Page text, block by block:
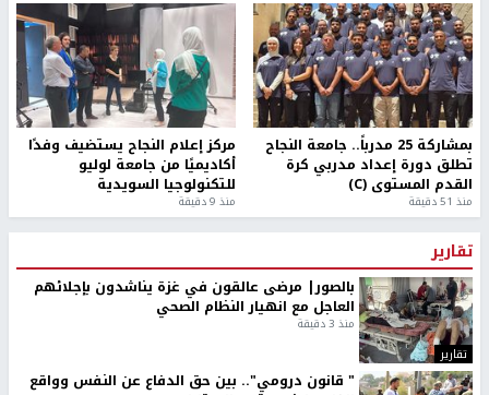
بمشاركة 25 مدرباً.. جامعة النجاح
تطلق دورة إعداد مدربي كرة
القدم المستوى (C)
منذ 51 دقيقة
مركز إعلام النجاح يستضيف وفدًا
أكاديميًا من جامعة لوليو
للتكنولوجيا السويدية
منذ 9 دقيقة
تقارير
تقارير
بالصور| مرضى عالقون في غزة يناشدون بإجلائهم
العاجل مع انهيار النظام الصحي
منذ 3 دقيقة
" قانون درومي".. بين حق الدفاع عن النفس وواقع